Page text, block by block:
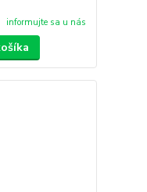
informujte sa u nás